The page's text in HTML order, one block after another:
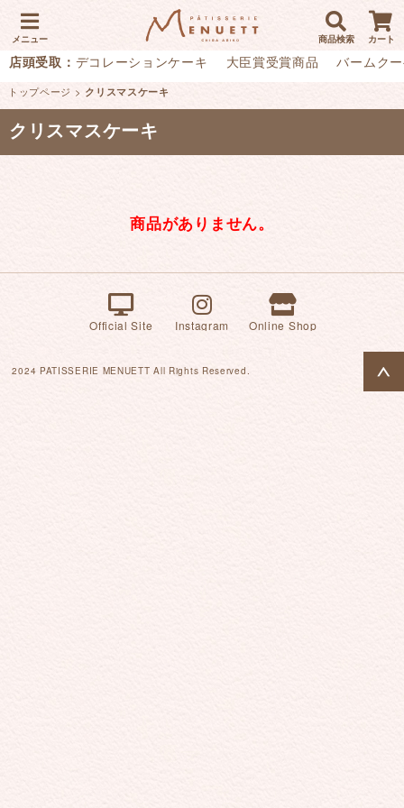
メニュー 商品検索 カート
店頭受取： デコレーションケーキ 大臣賞受賞商品 バームク
トップページ > クリスマスケーキ
クリスマスケーキ
商品がありません。
Official Site Instagram Online Shop
2024 PATISSERIE MENUETT All Rights Reserved.